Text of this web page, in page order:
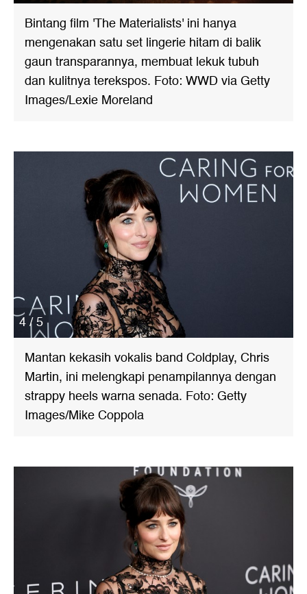
Bintang film 'The Materialists' ini hanya
mengenakan satu set lingerie hitam di balik
gaun transparannya, membuat lekuk tubuh
dan kulitnya terekspos. Foto: WWD via Getty
Images/Lexie Moreland
4 / 5
Mantan kekasih vokalis band Coldplay, Chris
Martin, ini melengkapi penampilannya dengan
strappy heels warna senada. Foto: Getty
Images/Mike Coppola